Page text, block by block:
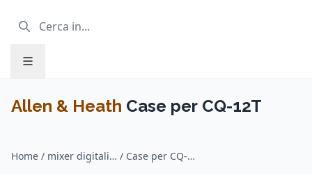
Allen & Heath Case per CQ-12T
Home / mixer digitali / Allen & Heath / Case per CQ-12T